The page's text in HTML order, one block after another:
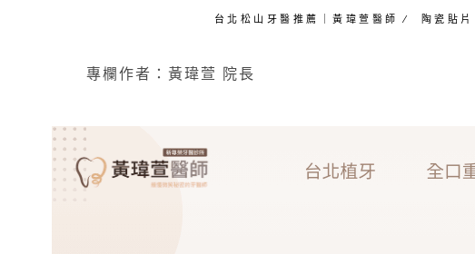
台北松山牙醫推薦｜黃瑋萱醫師 ∕ 陶瓷貼片
專欄作者：黃瑋萱 院長